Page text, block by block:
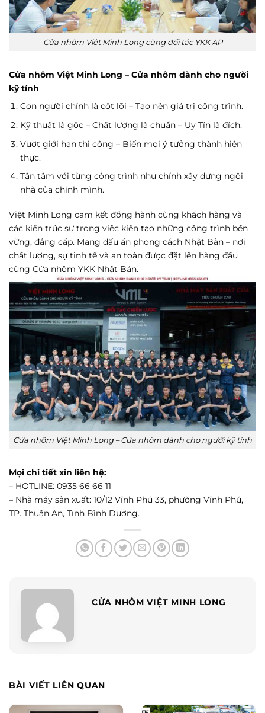
Cửa nhôm Việt Minh Long cùng đối tác YKK AP
Cửa nhôm Việt Minh Long – Cửa nhôm dành cho người
kỹ tính
Con người chính là cốt lõi – Tạo nên giá trị công trình.
Kỹ thuật là gốc – Chất lượng là chuẩn – Uy Tín là đích.
Vượt giới hạn thi công – Biến mọi ý tưởng thành hiện
thực.
Tận tâm với từng công trình như chính xây dựng ngôi
nhà của chính mình.
Việt Minh Long cam kết đồng hành cùng khách hàng và
các kiến trúc sư trong việc kiến tạo những công trình bền
vững, đẳng cấp. Mang dấu ấn phong cách Nhật Bản – nơi
chất lượng, sự tinh tế và an toàn được đặt lên hàng đầu
cùng Cửa nhôm YKK Nhật Bản.
Cửa nhôm Việt Minh Long – Cửa nhôm dành cho người kỹ tính
Mọi chi tiết xin liên hệ:
– HOTLINE: 0935 66 66 11
– Nhà máy sản xuất: 10/12 Vĩnh Phú 33, phường Vĩnh Phú,
TP. Thuận An, Tỉnh Bình Dương.
CỬA NHÔM VIỆT MINH LONG
BÀI VIẾT LIÊN QUAN